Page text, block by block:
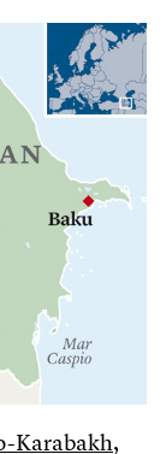
Karabakh,